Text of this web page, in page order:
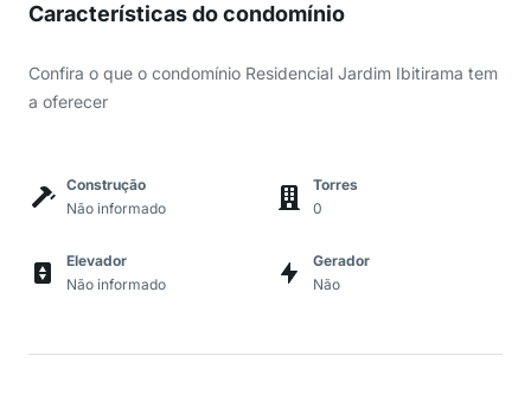
Características do condomínio
Confira o que o condomínio Residencial Jardim Ibitirama tem
a oferecer
Construção
Não informado
Torres
0
Elevador
Não informado
Gerador
Não